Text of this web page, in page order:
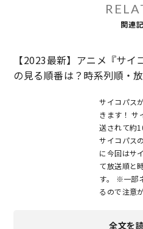
関連
【2023最新】アニメ『サイ
の見る順番は？時系列順・
サイコパス
きます！ サ
送されて約
サイコパス
に今回はサ
て放送順と
す。 ※一部
るので注意
全文を